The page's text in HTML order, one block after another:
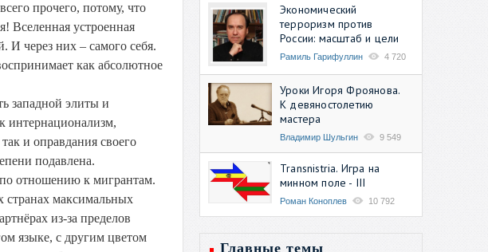
прочего, потому, что
Вселенная устроенная
И через них – самого себя.
как абсолютное
западной элиты и
интернационализм,
и оправдания своего
подавлена.
отношению к мигрантам.
странах максимальных
из-за пределов
языке, с другим цветом
Экономический
терроризм против
России: масштаб и цели
Рамиль Гарифуллин 4 720
Уроки Игоря Фроянова.
К девяностолетию
мастера
Владимир Шульгин 9 549
Transnistria. Игра на
минном поле - III
Роман Коноплев 10 792
Главные темы